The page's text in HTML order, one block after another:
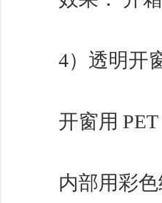
4）透明开窗
开窗用 PET
内部用彩色